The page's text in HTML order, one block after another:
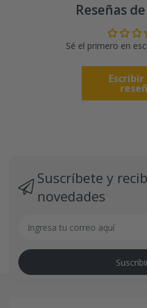
Reseñas
Sé el primero en
Escribir
Suscríbete y
novedades